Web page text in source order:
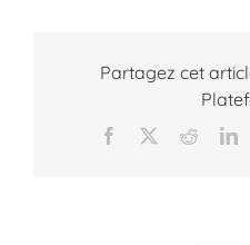
Partagez cet
Facebook Reddit